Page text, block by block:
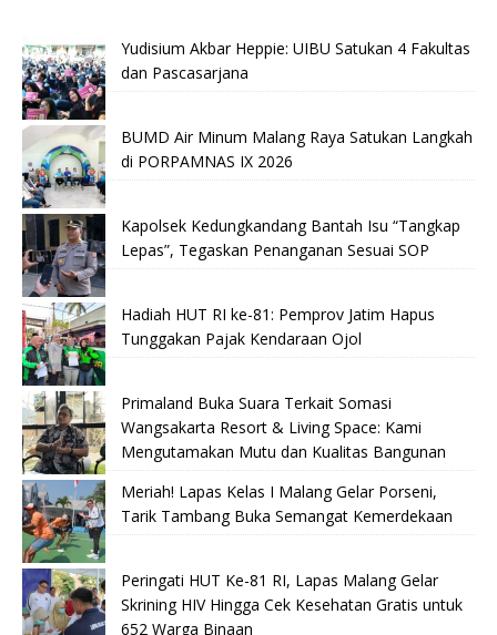
Yudisium Akbar Heppie: UIBU Satukan 4 Fakultas
dan Pascasarjana
BUMD Air Minum Malang Raya Satukan Langkah
di PORPAMNAS IX 2026
Kapolsek Kedungkandang Bantah Isu “Tangkap
Lepas”, Tegaskan Penanganan Sesuai SOP
Hadiah HUT RI ke-81: Pemprov Jatim Hapus
Tunggakan Pajak Kendaraan Ojol
Primaland Buka Suara Terkait Somasi
Wangsakarta Resort & Living Space: Kami
Mengutamakan Mutu dan Kualitas Bangunan
Meriah! Lapas Kelas I Malang Gelar Porseni,
Tarik Tambang Buka Semangat Kemerdekaan
Peringati HUT Ke-81 RI, Lapas Malang Gelar
Skrining HIV Hingga Cek Kesehatan Gratis untuk
652 Warga Binaan